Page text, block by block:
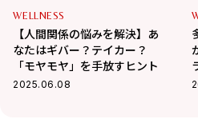
WELLNESS
【人間関係の悩みを解決】あ
なたはギバー？テイカー？
「モヤモヤ」を手放すヒント
2025.06.08